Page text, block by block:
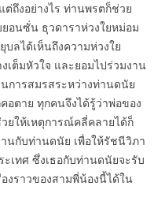
ต่ถึงอย่างไร ท่านพรตก็ช่วย
ยอนซั่น ธุวดาราห่วงใยหม่อม
ลได้เห็นถึงความห่วงใย
เต็มหัวใจ และยอมไปร่วมงาน
การสมรสระหว่างท่านดนัย
อตาย ทุกคนจึงได้รู้ว่าพ่อของ
ยให้เหตุการณ์คลี่คลายได้ก็
นกับท่านดนัย เพื่อให้รัชนีวิภา
เทศ ซึ่งเธอกับท่านดนัยจะรับ
งราวของสามพี่น้องนี้ได้ใน